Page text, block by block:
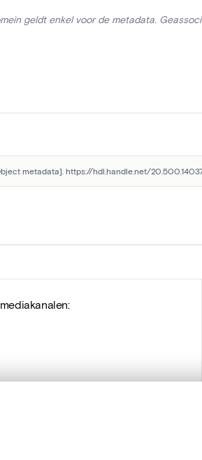
geldt enkel voor de metadata.
metadata]. https://hdl.handle.net/